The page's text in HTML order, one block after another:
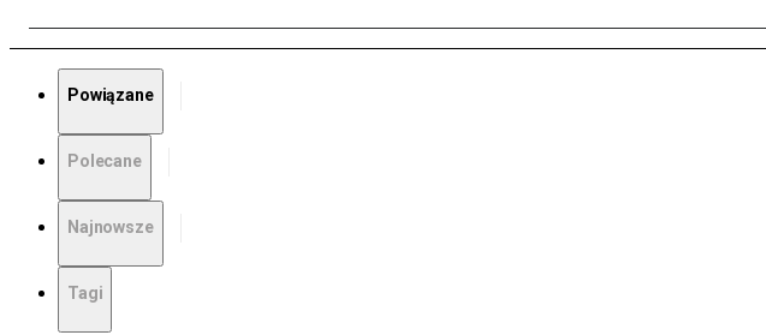
Powiązane
Polecane
Najnowsze
Tagi